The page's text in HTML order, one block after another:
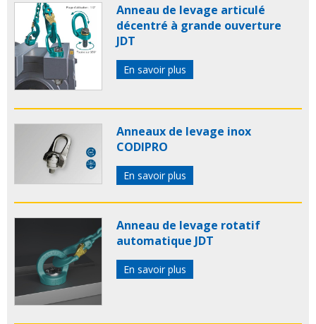
Anneau de levage articulé
décentré à grande ouverture
JDT
En savoir plus
Anneaux de levage inox
CODIPRO
En savoir plus
Anneau de levage rotatif
automatique JDT
En savoir plus